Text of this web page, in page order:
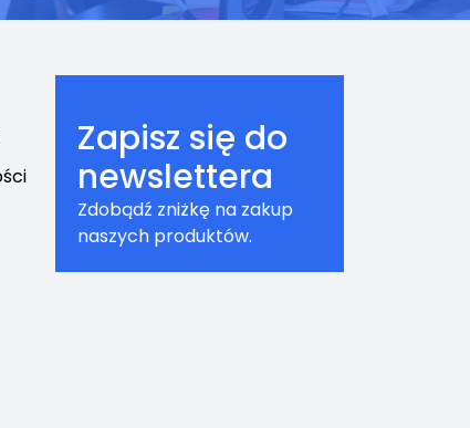
Zapisz się do
newslettera
Zdobądź zniżkę na zakup
naszych produktów.